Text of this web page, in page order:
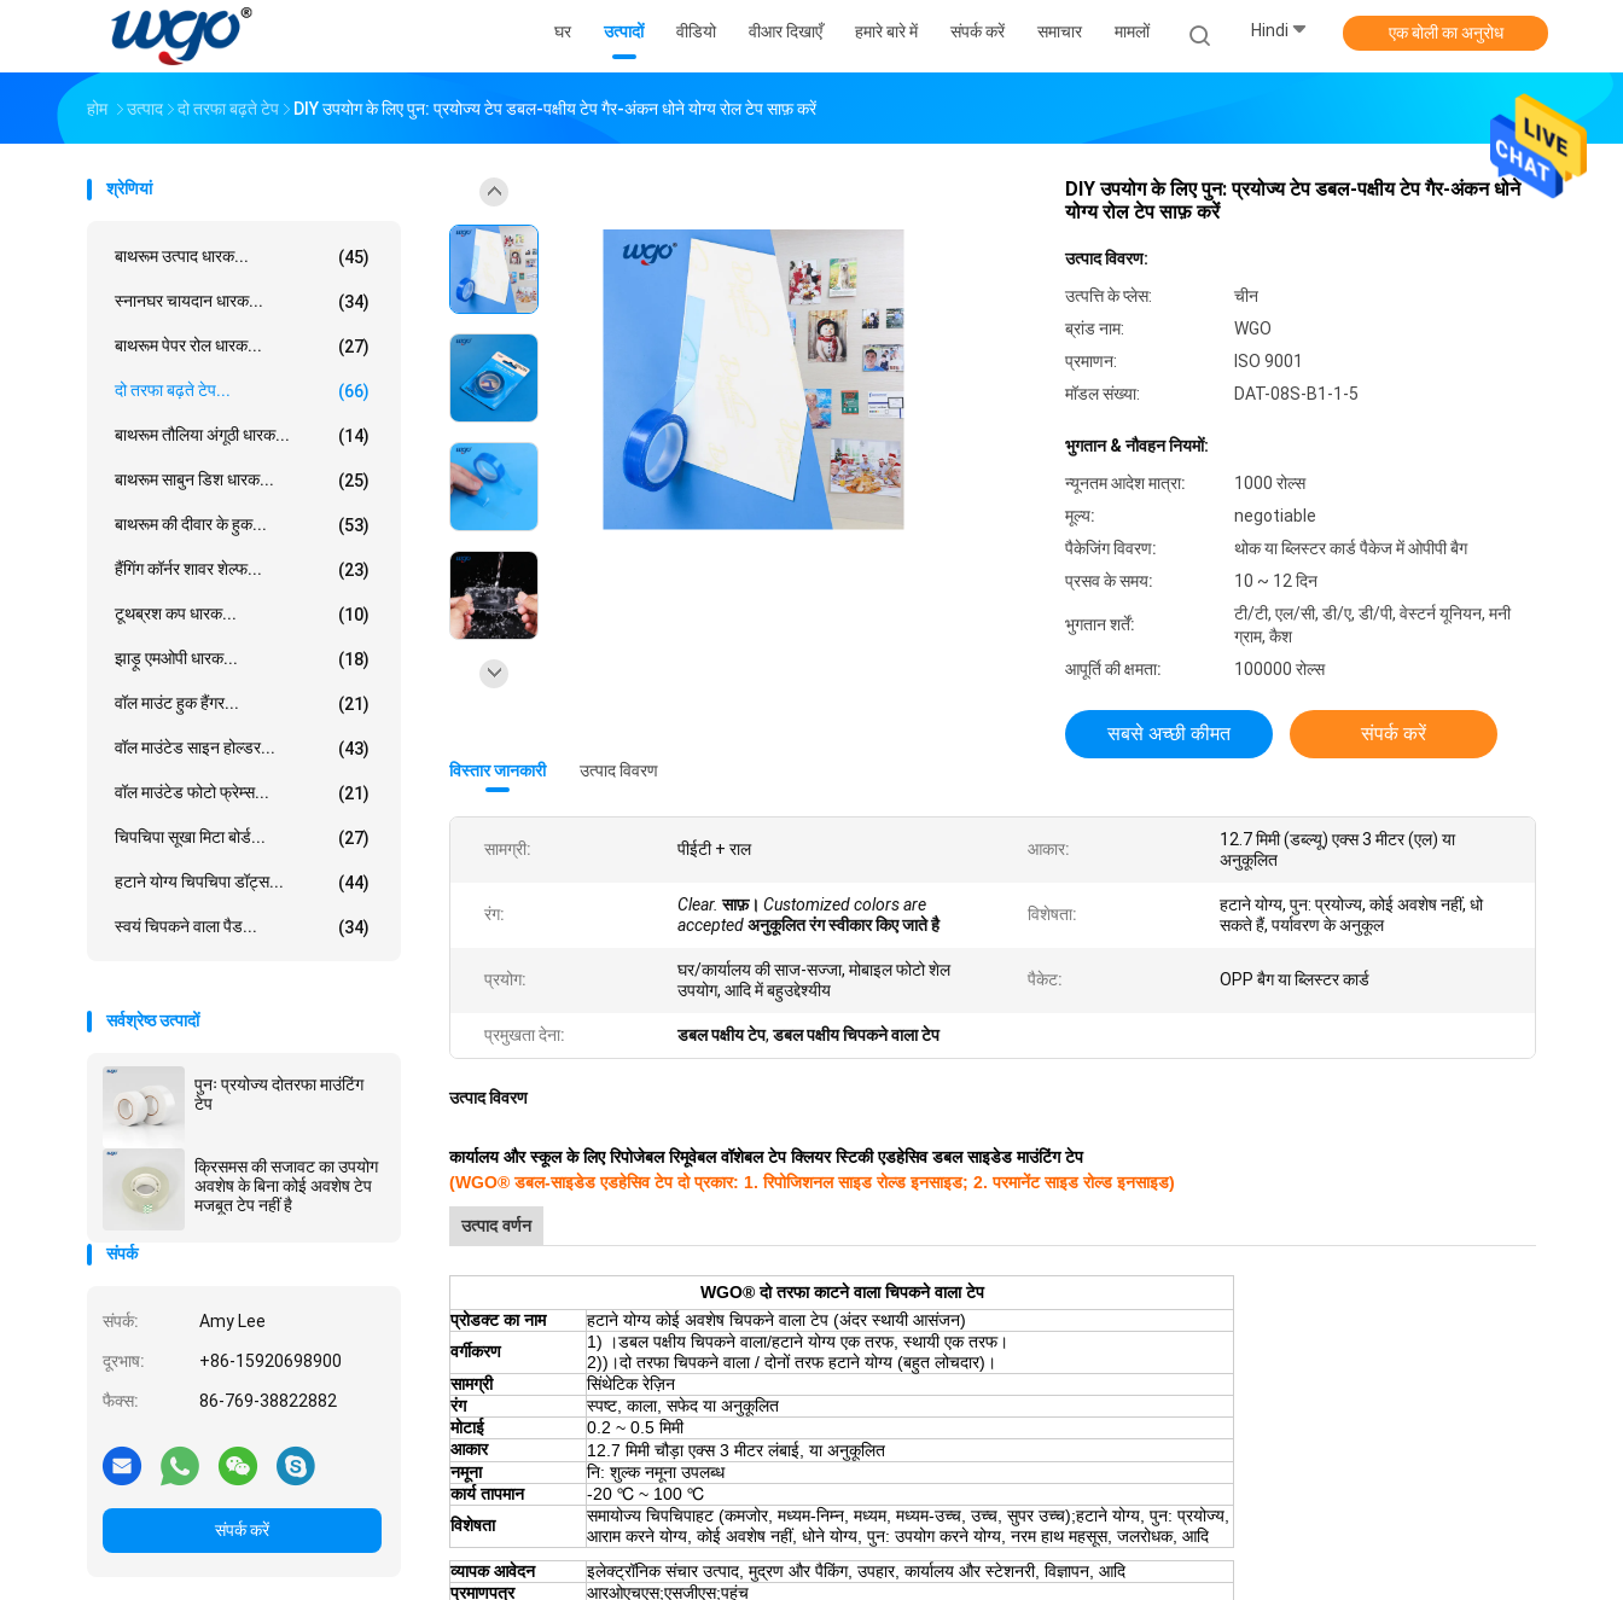
घर उत्पादों वीडियो वीआर दिखाएँ हमारे बारे में संपर्क करें समाचार मामलों Hindi एक बोली का अनुरोध
होम उत्पाद दो तरफा बढ़ते टेप DIY उपयोग के लिए पुन: प्रयोज्य टेप डबल-पक्षीय टेप गैर-अंकन धोने योग्य रोल टेप साफ़ करें
श्रेणियां
बाथरूम उत्पाद धारक... (45)
स्नानघर चायदान धारक... (34)
बाथरूम पेपर रोल धारक... (27)
दो तरफा बढ़ते टेप... (66)
बाथरूम तौलिया अंगूठी धारक... (14)
बाथरूम साबुन डिश धारक... (25)
बाथरूम की दीवार के हुक... (53)
हैंगिंग कॉर्नर शावर शेल्फ... (23)
टूथब्रश कप धारक... (10)
झाड़ू एमओपी धारक... (18)
वॉल माउंट हुक हैंगर... (21)
वॉल माउंटेड साइन होल्डर... (43)
वॉल माउंटेड फोटो फ्रेम्स... (21)
चिपचिपा सूखा मिटा बोर्ड... (27)
हटाने योग्य चिपचिपा डॉट्स... (44)
स्वयं चिपकने वाला पैड... (34)
सर्वश्रेष्ठ उत्पादों
पुनः प्रयोज्य दोतरफा माउंटिंग
टेप
क्रिसमस की सजावट का उपयोग
अवशेष के बिना कोई अवशेष टेप
मजबूत टेप नहीं है
संपर्क
संपर्क: Amy Lee
दूरभाष: +86-15920698900
फैक्स: 86-769-38822882
संपर्क करें
DIY उपयोग के लिए पुन: प्रयोज्य टेप डबल-पक्षीय टेप गैर-अंकन धोने
योग्य रोल टेप साफ़ करें
उत्पाद विवरण:
उत्पत्ति के प्लेस:
चीन
ब्रांड नाम:
WGO
प्रमाणन:
ISO 9001
मॉडल संख्या:
DAT-08S-B1-1-5
भुगतान & नौवहन नियमों:
न्यूनतम आदेश मात्रा:
1000 रोल्स
मूल्य:
negotiable
पैकेजिंग विवरण:
थोक या ब्लिस्टर कार्ड पैकेज में ओपीपी बैग
प्रसव के समय:
10 ~ 12 दिन
भुगतान शर्तें:
टी/टी, एल/सी, डी/ए, डी/पी, वेस्टर्न यूनियन, मनी
ग्राम, कैश
आपूर्ति की क्षमता:
100000 रोल्स
सबसे अच्छी कीमत संपर्क करें
विस्तार जानकारी उत्पाद विवरण
सामग्री: पीईटी + राल आकार:
12.7 मिमी (डब्ल्यू) एक्स 3 मीटर (एल) या
अनुकूलित
रंग: Clear. साफ़। Customized colors are
acceptedअनुकूलित रंग स्वीकार किए जाते है
विशेषता:
हटाने योग्य, पुन: प्रयोज्य, कोई अवशेष नहीं, धो
सकते हैं, पर्यावरण के अनुकूल
प्रयोग:
घर/कार्यालय की साज-सज्जा, मोबाइल फोटो शेल
उपयोग, आदि में बहुउद्देश्यीय
पैकेट: OPP बैग या ब्लिस्टर कार्ड
प्रमुखता देना: डबल पक्षीय टेप,डबल पक्षीय चिपकने वाला टेप
उत्पाद विवरण
कार्यालय और स्कूल के लिए रिपोजेबल रिमूवेबल वॉशेबल टेप क्लियर स्टिकी एडहेसिव डबल साइडेड माउंटिंग टेप
(WGO® डबल-साइडेड एडहेसिव टेप दो प्रकार: 1. रिपोजिशनल साइड रोल्ड इनसाइड; 2. परमानेंट साइड रोल्ड इनसाइड)
उत्पाद वर्णन
WGO® दो तरफा काटने वाला चिपकने वाला टेप
प्रोडक्ट का नाम
हटाने योग्य कोई अवशेष चिपकने वाला टेप (अंदर स्थायी आसंजन)
वर्गीकरण
1) ।डबल पक्षीय चिपकने वाला/हटाने योग्य एक तरफ, स्थायी एक तरफ।
2))।दो तरफा चिपकने वाला / दोनों तरफ हटाने योग्य (बहुत लोचदार)।
सामग्री
सिंथेटिक रेज़िन
रंग
स्पष्ट, काला, सफेद या अनुकूलित
मोटाई
0.2 ~ 0.5 मिमी
आकार
12.7 मिमी चौड़ा एक्स 3 मीटर लंबाई, या अनुकूलित
नमूना
नि: शुल्क नमूना उपलब्ध
कार्य तापमान
-20 ℃ ~ 100 ℃
विशेषता
समायोज्य चिपचिपाहट (कमजोर, मध्यम-निम्न, मध्यम, मध्यम-उच्च, उच्च, सुपर उच्च);हटाने योग्य, पुन: प्रयोज्य,
आराम करने योग्य, कोई अवशेष नहीं, धोने योग्य, पुन: उपयोग करने योग्य, नरम हाथ महसूस, जलरोधक, आदि
व्यापक आवेदन
इलेक्ट्रॉनिक संचार उत्पाद, मुद्रण और पैकिंग, उपहार, कार्यालय और स्टेशनरी, विज्ञापन, आदि
प्रमाणपत्र
आरओएचएस;एसजीएस;पहुंच